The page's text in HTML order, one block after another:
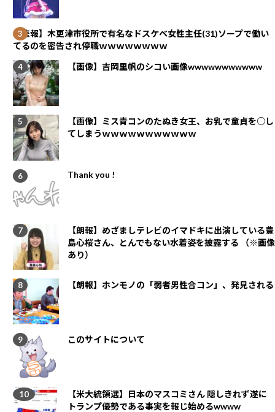
【悲報】木更津市役所で有名なドスケベ女性主任(31)ソープで働い
てるのを密告され停職ｗｗｗｗｗｗｗｗ
【画像】吉岡里帆のシコい画像wwwwwwwwwww
【画像】ミス青コンのたぬき女王、お乳で童貞を○し
てしまうｗｗｗｗｗｗｗｗｗｗｗ
Thank you !
【朗報】めざましテレビのイマドキに出演している豊
島心桜さん、とんでもない水着姿を披露する （※画像
あり）
【朗報】ホンモノの「弱者男性合コン」、発見される
このサイトについて
【米大統領選】日本のマスコミさん 隠しきれず遂に
トランプ優勢である事実を報じ始めるwwww